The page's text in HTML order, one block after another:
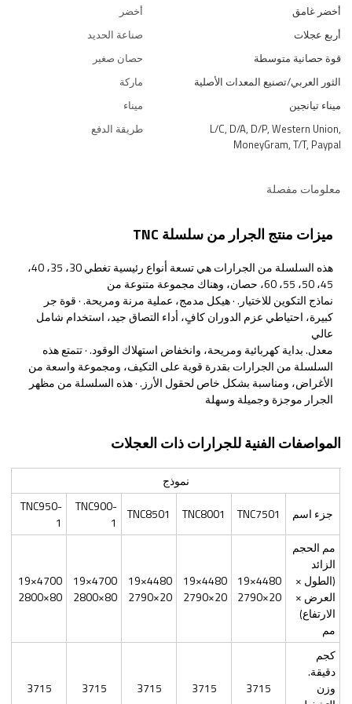
أخضر
أخضر غامق
صناعة الحديد
أربع عجلات
حصان صغير
قوة حصانية متوسطة
ماركة
الثور العربي/تصنيع المعدات الأصلية
ميناء
ميناء تيانجين
طريقة الدفع
L/C, D/A, D/P, Western Union,
MoneyGram, T/T, Paypal
معلومات مفصلة
ميزات منتج الجرار من سلسلة TNC
هذه السلسلة من الجرارات هي تسعة أنواع رئيسية تغطي 30، 35، 40،
45، 50، 55، 60، حصان، وهناك مجموعة متنوعة من
نماذج التكوين للاختيار. · هيكل مدمج، عملية مرنة ومريحة. · قوة جر
كبيرة، احتياطي عزم الدوران كافٍ، أداء التصاق جيد، استخدام شامل
عالي
معدل. بداية كهربائية ومريحة، وانخفاض استهلاك الوقود. · تتمتع هذه
السلسلة من الجرارات بقدرة قوية على التكيف، ومجموعة واسعة من
الأغراض، ومناسبة بشكل خاص لحقول الأرز. · هذه السلسلة من مظهر
الجرار موجزة وجميلة وسهلة
المواصفات الفنية للجرارات ذات العجلات
نموذج
جزء اسم TNC7501
TNC8001
TNC8501
TNC900-
1
TNC950-
1
مم الحجم
الزائد
(الطول ×
العرض ×
الارتفاع)
مم
4480×19
20×2790
4480×19
20×2790
4480×19
20×2790
4700×19
80×2800
4700×19
80×2800
كجم
دقيقة.
وزن
3715
3715
3715
3715
3715